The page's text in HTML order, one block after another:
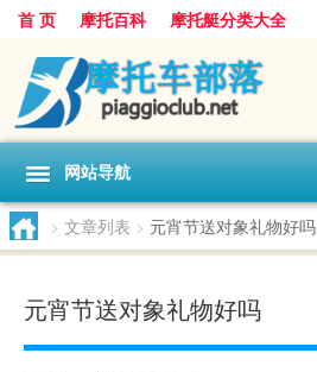
首 页 摩托百科 摩托艇分类大全
网站导航
> 文章列表 > 元宵节送对象礼物好吗
元宵节送对象礼物好吗